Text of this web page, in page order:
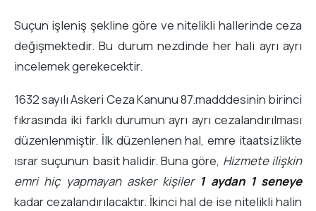
Suçun işleniş şekline göre ve nitelikli hallerinde ceza
değişmektedir. Bu durum nezdinde her hali ayrı ayrı
incelemek gerekecektir.
1632 sayılı Askeri Ceza Kanunu 87.madddesinin birinci
fıkrasında iki farklı durumun ayrı ayrı cezalandırılması
düzenlenmiştir. İlk düzenlenen hal, emre itaatsizlikte
ısrar suçunun basit halidir. Buna göre, Hizmete ilişkin
emri hiç yapmayan asker kişiler1 aydan 1 seneye
kadar cezalandırılacaktır. İkinci hal de ise nitelikli halin